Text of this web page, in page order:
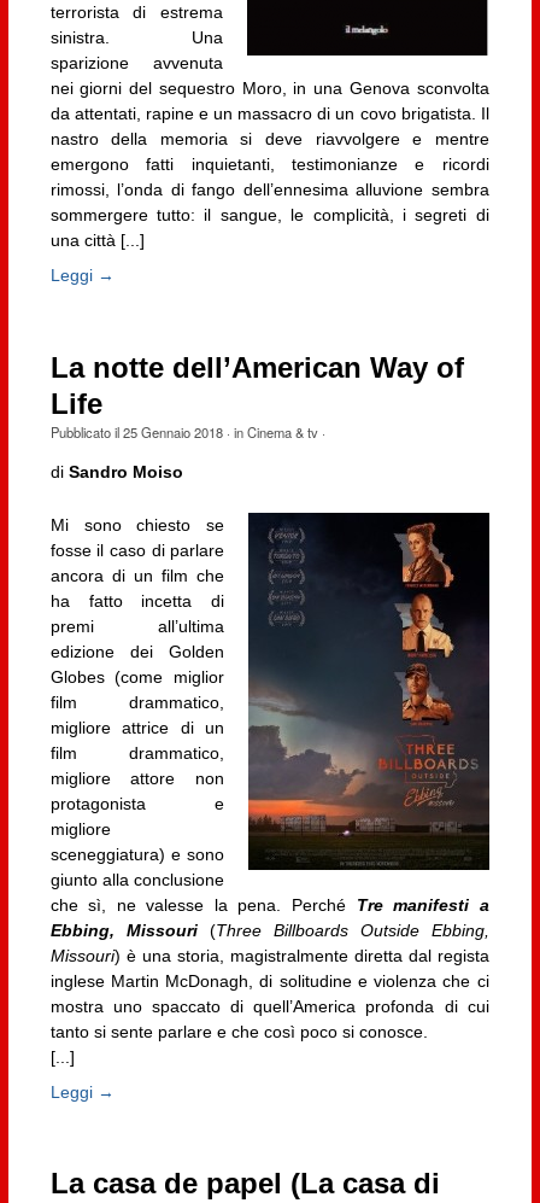
terrorista di estrema
sinistra. Una
sparizione avvenuta
nei giorni del sequestro Moro, in una Genova sconvolta
da attentati, rapine e un massacro di un covo brigatista. Il
nastro della memoria si deve riavvolgere e mentre
emergono fatti inquietanti, testimonianze e ricordi
rimossi, l’onda di fango dell’ennesima alluvione sembra
sommergere tutto: il sangue, le complicità, i segreti di
una città [...]
Leggi →
La notte dell’American Way of
Life
Pubblicato il25 Gennaio 2018· inCinema & tv·
di Sandro Moiso
Mi sono chiesto se
fosse il caso di parlare
ancora di un film che
ha fatto incetta di
premi all’ultima
edizione dei Golden
Globes (come miglior
film drammatico,
migliore attrice di un
film drammatico,
migliore attore non
protagonista e
migliore
sceneggiatura) e sono
giunto alla conclusione
che sì, ne valesse la pena. Perché Tre manifesti a
Ebbing, Missouri(Three Billboards Outside Ebbing,
Missouri) è una storia, magistralmente diretta dal regista
inglese Martin McDonagh, di solitudine e violenza che ci
mostra uno spaccato di quell’America profonda di cui
tanto si sente parlare e che così poco si conosce.
[...]
Leggi →
La casa de papel (La casa di